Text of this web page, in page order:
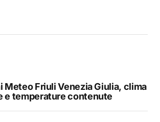
Meteo Friuli Venezia Giulia, clima
e temperature contenute